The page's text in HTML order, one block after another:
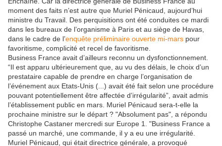
moment des faits n’est autre que Muriel Pénicaud, aujourd’hui
ministre du Travail. Des perquisitions ont été conduites ce mardi
dans les bureaux de l’organisme à Paris et au siège de Havas,
dans le cadre de l’enquête préliminaire ouverte mi-mars pour
favoritisme, complicité et recel de favoritisme.
Business France avait d’ailleurs reconnu un dysfonctionnement.
“Il est apparu ultérieurement que, au vu des délais, le choix d’un
prestataire capable de prendre en charge l’organisation de
l’événement aux Etats-Unis (...) avait été fait selon une procédure
pouvant potentiellement être affectée d’irrégularité”, avait admis
l’établissement public en mars. Muriel Pénicaud sera-t-elle la
prochaine ministre sur le départ ? "Absolument pas", a répondu
Christophe Castaner mercredi sur Europe 1. "Business France a
passé un marché, une commande, il y a eu une irrégularité.
Muriel Pénicaud, qui était directrice générale, a provoqué